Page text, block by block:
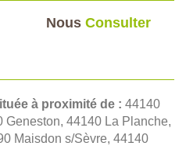
Nous Consulter
à proximité de : 44140
44140 La Planche,
Maisdon s/Sèvre, 44140